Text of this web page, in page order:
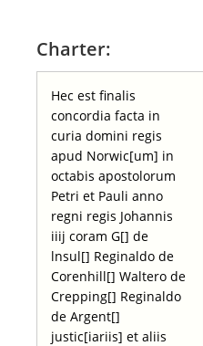
Charter:
Hec est finalis
concordia facta in
curia domini regis
apud Norwic[um] in
octabis apostolorum
Petri et Pauli anno
regni regis Johannis
iiij coram G[] de
lnsul[] Reginaldo de
Corenhill[] Waltero de
Crepping[] Reginaldo
de Argent[]
justic[iariis] et aliis